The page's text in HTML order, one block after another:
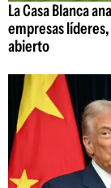
La Casa Blanca
empresas
abierto